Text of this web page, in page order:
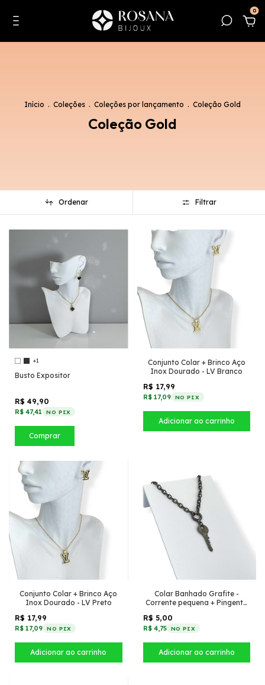
0
Início . Coleções . Coleções por lançamento . Coleção Gold
Coleção Gold
Ordenar Filtrar
+1
Busto Expositor
R$ 49,90
R$ 47,41 NO PIX
Comprar
Conjunto Colar + Brinco Aço
Inox Dourado - LV Branco
R$ 17,99
R$ 17,09 NO PIX
Conjunto Colar + Brinco Aço
Inox Dourado - LV Preto
R$ 17,99
R$ 17,09 NO PIX
Colar Banhado Grafite -
Corrente pequena + Pingente
R$ 5,00
R$ 4,75 NO PIX